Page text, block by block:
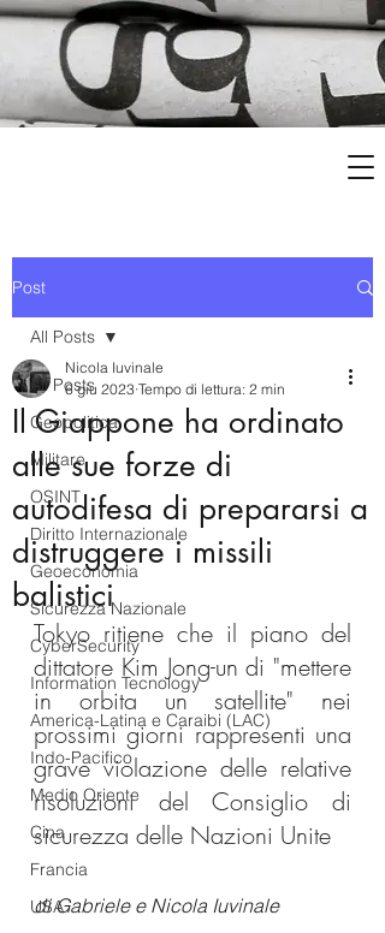
Post
All Posts
Geopolitica
Militare
OSINT
Diritto Internazionale
Geoeconomia
Sicurezza Nazionale
CyberSecurity
Information Tecnology
America-Latina e Caraibi (LAC)
Indo-Pacifico
Medio Oriente
Cina
Francia
USA
All Posts
Il Giappone ha ordinato
alle sue forze di
autodifesa di prepararsi a
distruggere i missili
balistici
Nicola Iuvinale
6 giu 2023 Tempo di lettura: 2 min
Tokyo ritiene che il piano del
dittatore Kim Jong-un di "mettere
in orbita un satellite" nei
prossimi giorni rappresenti una
grave violazione delle relative
risoluzioni del Consiglio di
sicurezza delle Nazioni Unite
di Gabriele e Nicola Iuvinale